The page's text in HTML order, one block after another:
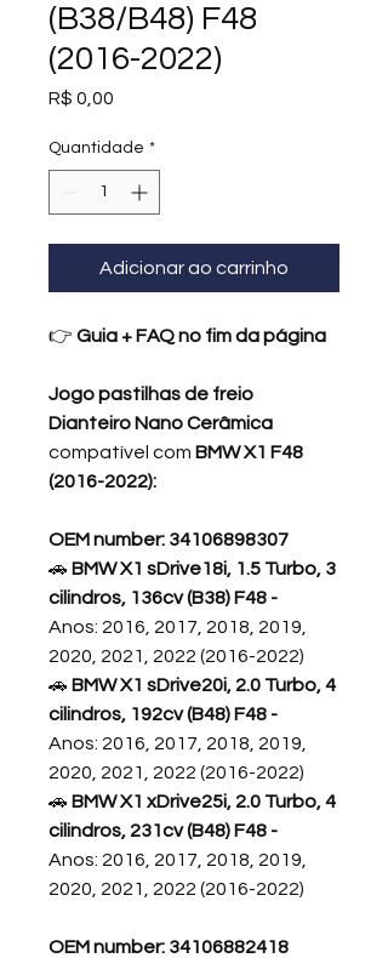
(B38/B48) F48
(2016-2022)
R$ 0,00
Quantidade *
Adicionar ao carrinho
👉 Guia + FAQ no fim da página
Jogo pastilhas de freio
Dianteiro Nano Cerâmica
compatível com BMW X1 F48
(2016-2022):
OEM number: 34106898307
🚗 BMW X1 sDrive18i, 1.5 Turbo, 3
cilindros, 136cv (B38) F48 -
Anos: 2016, 2017, 2018, 2019,
2020, 2021, 2022 (2016-2022)
🚗 BMW X1 sDrive20i, 2.0 Turbo, 4
cilindros, 192cv (B48) F48 -
Anos: 2016, 2017, 2018, 2019,
2020, 2021, 2022 (2016-2022)
🚗 BMW X1 xDrive25i, 2.0 Turbo, 4
cilindros, 231cv (B48) F48 -
Anos: 2016, 2017, 2018, 2019,
2020, 2021, 2022 (2016-2022)
OEM number: 34106882418